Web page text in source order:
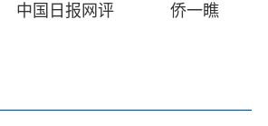
中国日报网评 侨一瞧